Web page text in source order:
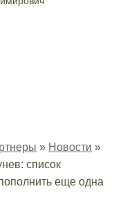
» Новости »
список
еще одна